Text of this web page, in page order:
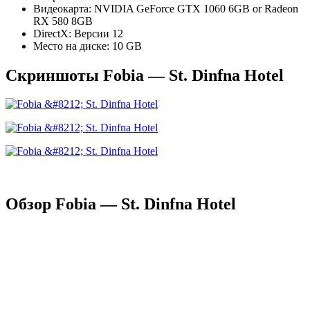
Видеокарта: NVIDIA GeForce GTX 1060 6GB or Radeon
RX 580 8GB
DirectX: Версии 12
Место на диске: 10 GB
Скриншоты Fobia — St. Dinfna Hotel
Обзор Fobia — St. Dinfna Hotel